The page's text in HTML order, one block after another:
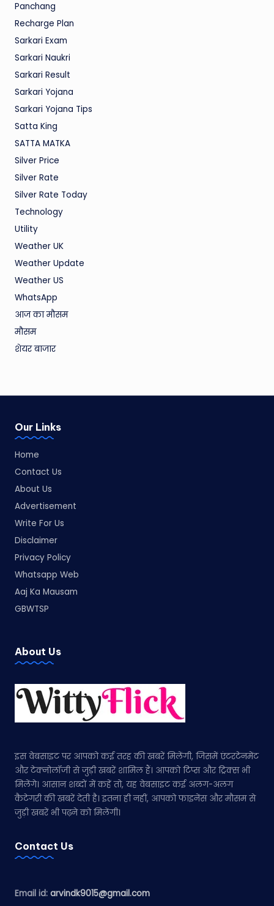
Panchang
Recharge Plan
Sarkari Exam
Sarkari Naukri
Sarkari Result
Sarkari Yojana
Sarkari Yojana Tips
Satta King
SATTA MATKA
Silver Price
Silver Rate
Silver Rate Today
Technology
Utility
Weather UK
Weather Update
Weather US
WhatsApp
आज का मौसम
मौसम
शेयर बाजार
Our Links
Home
Contact Us
About Us
Advertisement
Write For Us
Disclaimer
Privacy Policy
Whatsapp Web
Aaj Ka Mausam
GBWTSP
About Us
इस वेबसाइट पर आपको कई तरह की खबरें मिलेंगी, जिसमें एंटरटेनमेंट
और टेक्नोलॉजी से जुड़ी खबरें शामिल हैं। आपको टिप्स और ट्रिक्स भी
मिलेंगे। आसान शब्दों में कहें तो, यह वेबसाइट कई अलग-अलग
कैटेगरी की खबरें देती है। इतना ही नहीं, आपको फाइनेंस और मौसम से
जुड़ी खबरें भी पढ़ने को मिलेंगी।
Contact Us
Email id: arvindk9015@gmail.com